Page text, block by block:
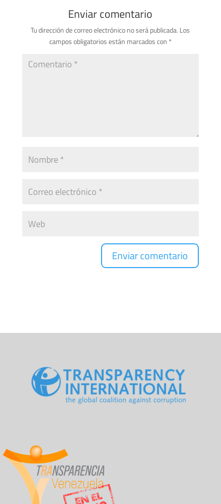
Enviar comentario
Tu dirección de correo electrónico no será publicada. Los
campos obligatorios están marcados con *